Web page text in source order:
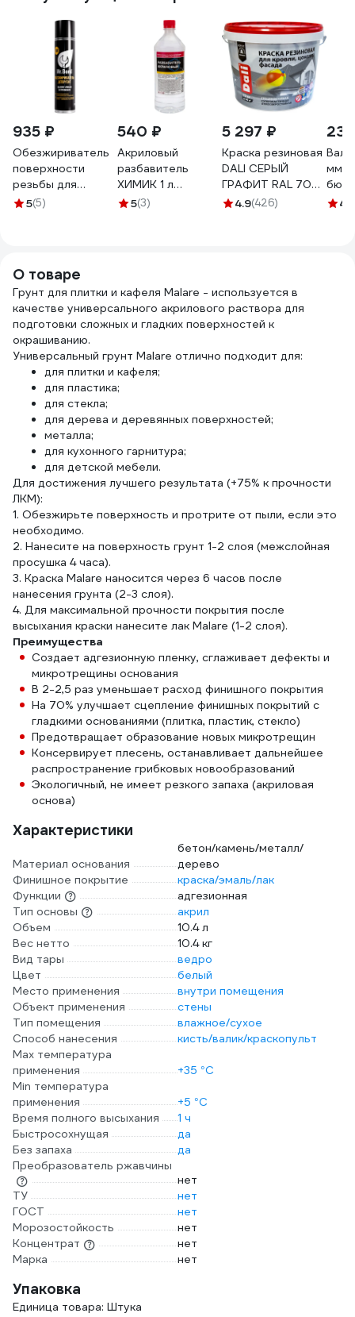
4610362814885
ГКРСКБЕЛ1000
4620262400453
ГКРСКППР1000
4620262400514
ГМЕБППР1000
935 ₽
Обезжириватель
поверхности
резьбы для
анаэробных
5(5)
540 ₽
Акриловый
разбавитель
ХИМИК 1 л
66271204
5(3)
5 297 ₽
Краска резиновая
DALI СЕРЫЙ
ГРАФИТ RAL 7024
12 КГ 273859
4.9(426)
мм,
5 4.8
О товаре
Грунт для плитки и кафеля Malare - используется в
качестве универсального акрилового раствора для
подготовки сложных и гладких поверхностей к
окрашиванию.
Универсальный грунт Malare отлично подходит для:
для плитки и кафеля;
для пластика;
для стекла;
для дерева и деревянных поверхностей;
металла;
для кухонного гарнитура;
для детской мебели.
Для достижения лучшего результата (+75% к прочности
ЛКМ):
1. Обезжирьте поверхность и протрите от пыли, если это
необходимо.
2. Нанесите на поверхность грунт 1-2 слоя (межслойная
просушка 4 часа).
3. Краска Malare наносится через 6 часов после
нанесения грунта (2-3 слоя).
4. Для максимальной прочности покрытия после
высыхания краски нанесите лак Malare (1-2 слоя).
Преимущества
Создает адгезионную пленку, сглаживает дефекты и
микротрещины основания
В 2-2,5 раз уменьшает расход финишного покрытия
На 70% улучшает сцепление финишных покрытий с
гладкими основаниями (плитка, пластик, стекло)
Предотвращает образование новых микротрещин
Консервирует плесень, останавливает дальнейшее
распространение грибковых новообразований
Экологичный, не имеет резкого запаха (акриловая
основа)
Характеристики
Материал основания
бетон/камень/металл/
дерево
Финишное покрытие
краска/эмаль/лак
Функции
адгезионная
Тип основы
акрил
Объем
10.4 л
Вес нетто
10.4 кг
Вид тары
ведро
Цвет
белый
Место применения
внутри помещения
Объект применения
стены
Тип помещения
влажное/сухое
Способ нанесения
кисть/валик/краскопульт
Max температура
применения
+35 °С
Min температура
применения
+5 °С
Время полного высыхания
1 ч
Быстросохнущая
да
Без запаха
да
Преобразователь ржавчины
нет
ТУ
нет
ГОСТ
нет
Морозостойкость
нет
Концентрат
нет
Марка
нет
Упаковка
Единица товара: Штука